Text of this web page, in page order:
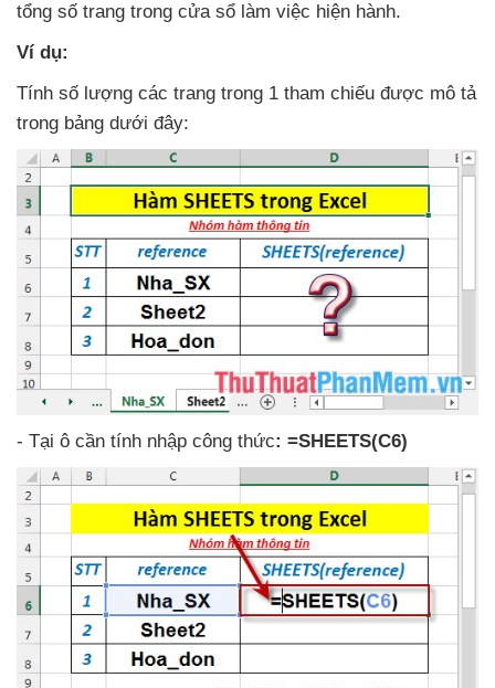
tổng số trang trong cửa sổ làm việc hiện hành.
Ví dụ:
Tính số lượng các trang trong 1 tham chiếu được mô tả
trong bảng dưới đây:
- Tại ô cần tính nhập công thức: =SHEETS(C6)